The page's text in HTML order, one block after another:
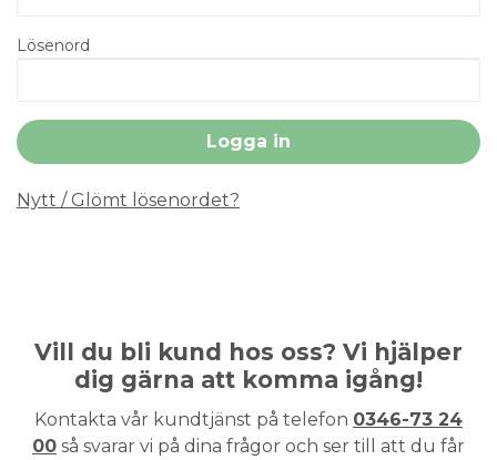
Lösenord
Nytt / Glömt lösenordet?
Vill du bli kund hos oss? Vi hjälper
dig gärna att komma igång!
Kontakta vår kundtjänst på telefon 0346-73 24
00 så svarar vi på dina frågor och ser till att du får